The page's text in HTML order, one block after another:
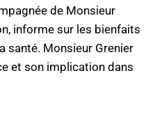
de Monsieur
informe sur les bienfaits
santé. Monsieur Grenier
et son implication dans